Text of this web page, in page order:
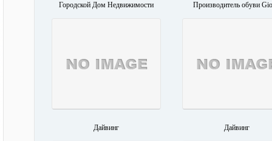
Городской Дом Недвижимости Производитель обуви
Дайвинг Дайвинг